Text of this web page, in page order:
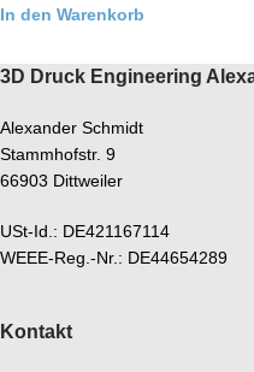
In den Warenkorb
3D Druck Engineering
Alexander Schmidt
Stammhofstr. 9
66903 Dittweiler
USt-Id.: DE421167114
WEEE-Reg.-Nr.: DE44654289
Kontakt